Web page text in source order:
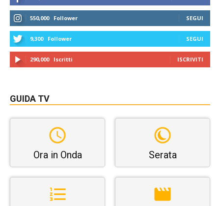
550,000 Follower SEGUI
9,300 Follower SEGUI
290,000 Iscritti ISCRIVITI
GUIDA TV
Ora in Onda Serata